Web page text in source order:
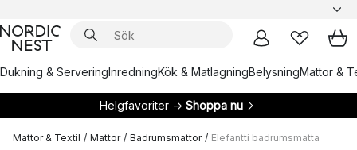
Dukning & ServeringInredningKök & MatlagningBelysningMattor &
Helgfavoriter → Shoppa nu
Mattor & Textil / Mattor / Badrumsmattor / Elefantti badrumsmatta